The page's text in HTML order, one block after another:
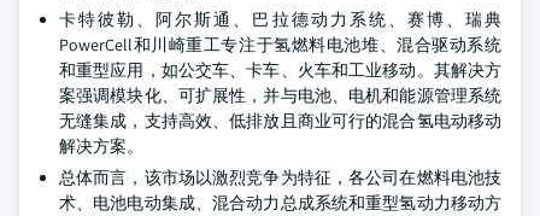
卡特彼勒、阿尔斯通、巴拉德动力系统、赛博、瑞典
PowerCell和川崎重工专注于氢燃料电池堆、混合驱动系统
和重型应用，如公交车、卡车、火车和工业移动。其解决方
案强调模块化、可扩展性，并与电池、电机和能源管理系统
无缝集成，支持高效、低排放且商业可行的混合氢电动移动
解决方案。
总体而言，该市场以激烈竞争为特征，各公司在燃料电池技
术、电池电动集成、混合动力总成系统和重型氢动力移动方